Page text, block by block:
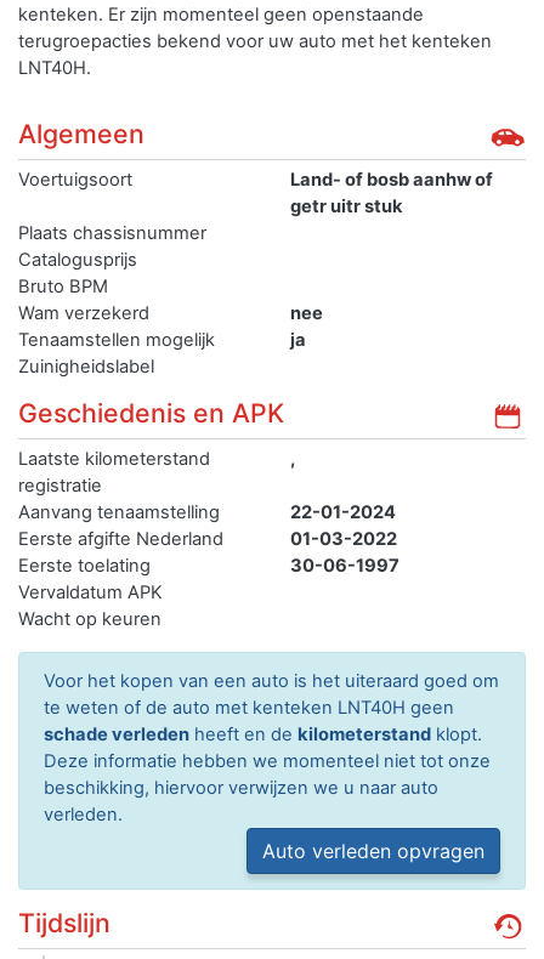
kenteken. Er zijn momenteel geen openstaande
terugroepacties bekend voor uw auto met het kenteken
LNT40H.
Algemeen
Voertuigsoort
Land- of bosb aanhw of
getr uitr stuk
Plaats chassisnummer
Catalogusprijs
Bruto BPM
Wam verzekerd
nee
Tenaamstellen mogelijk
ja
Zuinigheidslabel
Geschiedenis en APK
Laatste kilometerstand
registratie
,
Aanvang tenaamstelling
22-01-2024
Eerste afgifte Nederland
01-03-2022
Eerste toelating
30-06-1997
Vervaldatum APK
Wacht op keuren
Voor het kopen van een auto is het uiteraard goed om
te weten of de auto met kenteken LNT40H geen
schade verleden heeft en de kilometerstand klopt.
Deze informatie hebben we momenteel niet tot onze
beschikking, hiervoor verwijzen we u naar auto
verleden.
Auto verleden opvragen
Tijdslijn